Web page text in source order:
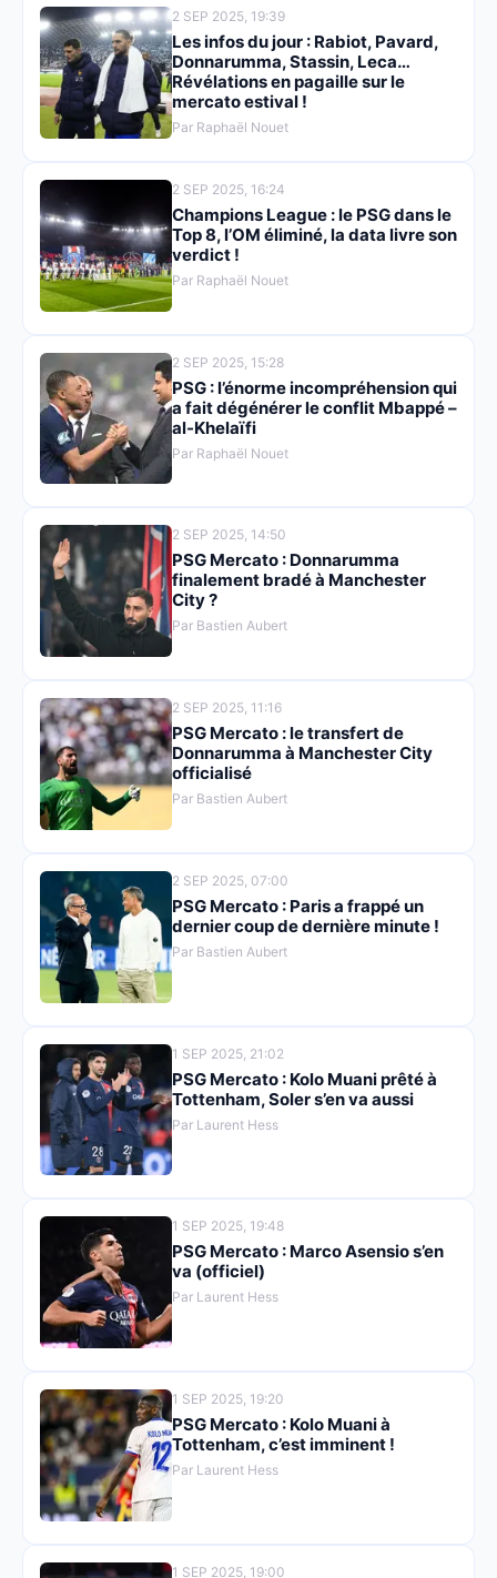
2 SEP 2025, 19:39
Les infos du jour : Rabiot, Pavard,
Donnarumma, Stassin, Leca…
Révélations en pagaille sur le
mercato estival !
Par Raphaël Nouet
2 SEP 2025, 16:24
Champions League : le PSG dans le
Top 8, l’OM éliminé, la data livre son
verdict !
Par Raphaël Nouet
2 SEP 2025, 15:28
PSG : l’énorme incompréhension qui
a fait dégénérer le conflit Mbappé –
al-Khelaïfi
Par Raphaël Nouet
2 SEP 2025, 14:50
PSG Mercato : Donnarumma
finalement bradé à Manchester
City ?
Par Bastien Aubert
2 SEP 2025, 11:16
PSG Mercato : le transfert de
Donnarumma à Manchester City
officialisé
Par Bastien Aubert
2 SEP 2025, 07:00
PSG Mercato : Paris a frappé un
dernier coup de dernière minute !
Par Bastien Aubert
1 SEP 2025, 21:02
PSG Mercato : Kolo Muani prêté à
Tottenham, Soler s’en va aussi
Par Laurent Hess
1 SEP 2025, 19:48
PSG Mercato : Marco Asensio s’en
va (officiel)
Par Laurent Hess
1 SEP 2025, 19:20
PSG Mercato : Kolo Muani à
Tottenham, c’est imminent !
Par Laurent Hess
1 SEP 2025, 19:00